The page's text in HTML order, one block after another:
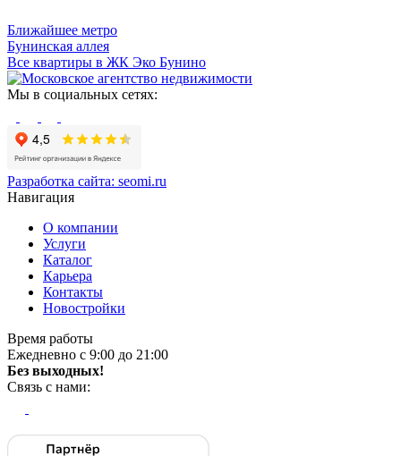
Ближайшее метро
Бунинская аллея
Все квартиры в ЖК Эко Бунино
Мы в социальных сетях:
Разработка сайта: seomi.ru
Навигация
О компании
Услуги
Каталог
Карьера
Контакты
Новостройки
Время работы
Ежедневно с 9:00 до 21:00
Без выходных!
Связь с нами: